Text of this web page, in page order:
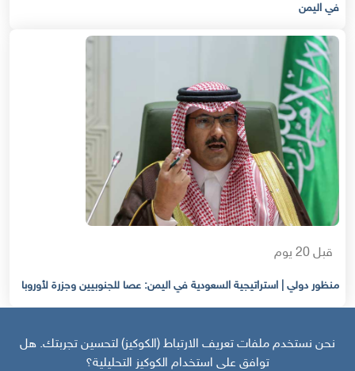
في اليمن
قبل 20 يوم
منظور دولي | استراتيجية السعودية في اليمن: عصا للجنوبيين وجزرة لأوروبا
نحن نستخدم ملفات تعريف الارتباط (الكوكيز) لتحسين تجربتك. هل
توافق على استخدام الكوكيز التحليلية؟